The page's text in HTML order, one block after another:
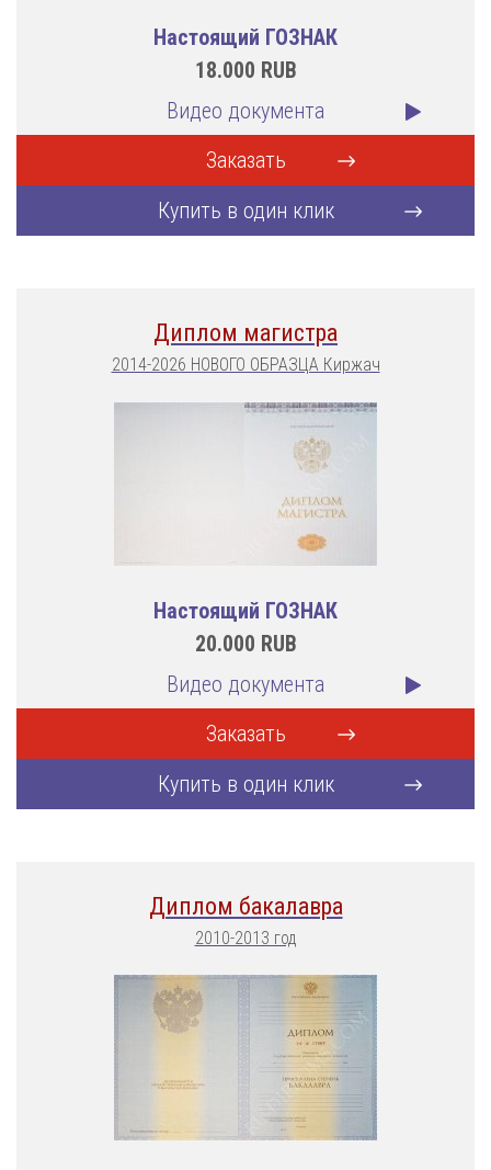
Настоящий ГОЗНАК
18.000 RUB
Видео документа
Заказать
Купить в один клик
Диплом магистра
2014-2026 НОВОГО ОБРАЗЦА Киржач
Настоящий ГОЗНАК
20.000 RUB
Видео документа
Заказать
Купить в один клик
Диплом бакалавра
2010-2013 год